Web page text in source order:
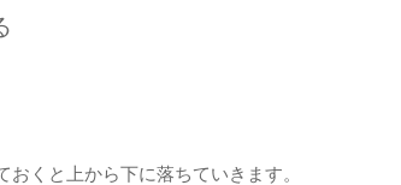
くと上から下に落ちていきます。